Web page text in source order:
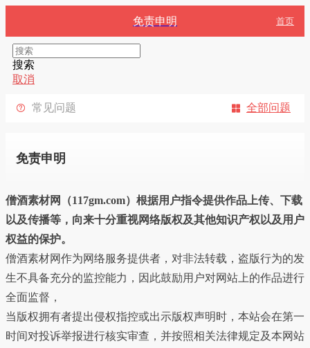
免责申明 首页
搜索
取消
 全部问题
 常见问题
免责申明
僧酒素材网（117gm.com）根据用户指令提供作品上传、下载
以及传播等，向来十分重视网络版权及其他知识产权以及用户
权益的保护。
僧酒素材网作为网络服务提供者，对非法转载，盗版行为的发
生不具备充分的监控能力，因此鼓励用户对网站上的作品进行
全面监督，
当版权拥有者提出侵权指控或出示版权声明时，本站会在第一
时间对投诉举报进行核实审查，并按照相关法律规定及本网站